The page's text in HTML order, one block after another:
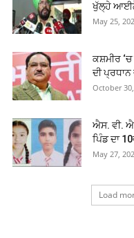
ਖੁੱਲ੍ਹੇ
May 25,
ਕਸ਼ਮੀਰ
ਦੀ ਪ੍ਰਧਾਨ
October
ਐਸ. ਵੀ.
ਪਿੰਡ ਦਾ
May 27,
Load